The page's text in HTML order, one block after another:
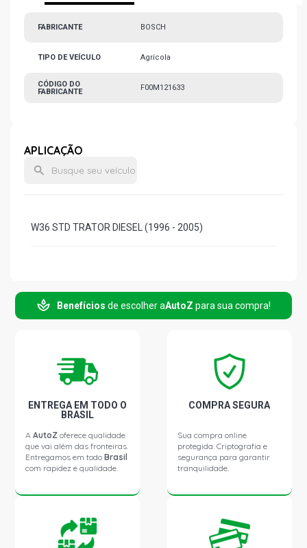
FABRICANTE BOSCH
TIPO DE VEÍCULO Agrícola
CÓDIGO DO
FABRICANTE
F00M121633
APLICAÇÃO
W36 STD TRATOR DIESEL (1996 - 2005)
Benefícios de escolher aAutoZ para sua compra!
ENTREGA EM TODO O
BRASIL
AAutoZ oferece qualidade
que vai além das fronteiras.
Entregamos em todoBrasil
com rapidez e qualidade.
COMPRA SEGURA
Sua compra online
protegida. Criptografia e
segurança para garantir
tranquilidade.